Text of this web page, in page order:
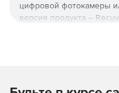
цифровой фотокамеры
версия продукта –
Возможности Recuva: